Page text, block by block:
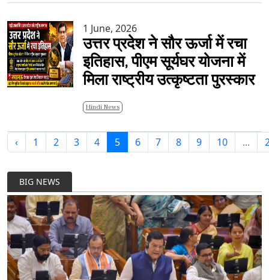
1 June, 2026
उत्तर प्रदेश ने सौर ऊर्जा में रचा
इतिहास, पीएम सूर्यघर योजना में
मिला राष्ट्रीय उत्कृष्टता पुरस्कार
Hindi News
‹ 1 2 3 4 5 6 7 8 9 10 ...
BIG NEWS